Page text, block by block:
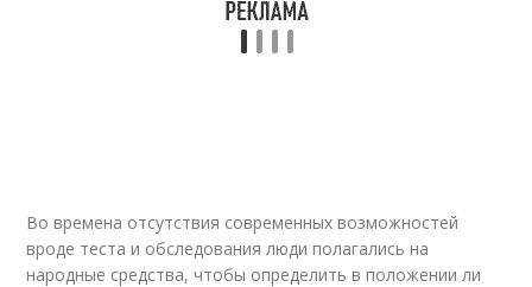
Во времена отсутствия современных возможностей
вроде теста и обследования люди полагались на
народные средства, чтобы определить в положении ли